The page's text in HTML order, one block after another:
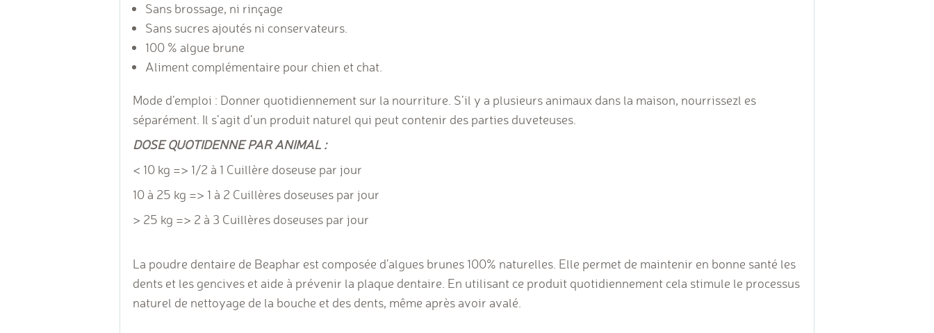
Sans brossage, ni rinçage
Sans sucres ajoutés ni conservateurs.
100 % algue brune
Aliment complémentaire pour chien et chat.
Mode d’emploi : Donner quotidiennement sur la nourriture. S’il y a plusieurs animaux dans la maison, nourrissezl es
séparément. Il s’agit d’un produit naturel qui peut contenir des parties duveteuses.
DOSE QUOTIDENNE PAR ANIMAL :
< 10 kg => 1/2 à 1 Cuillère doseuse par jour
10 à 25 kg => 1 à 2 Cuillères doseuses par jour
> 25 kg => 2 à 3 Cuillères doseuses par jour
La poudre dentaire de Beaphar est composée d'algues brunes 100% naturelles. Elle permet de maintenir en bonne santé les
dents et les gencives et aide à prévenir la plaque dentaire. En utilisant ce produit quotidiennement cela stimule le processus
naturel de nettoyage de la bouche et des dents, même après avoir avalé.